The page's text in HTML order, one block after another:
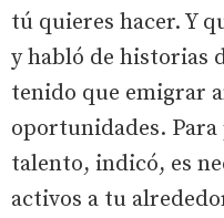
tú quieres hacer. Y
y habló de historias
tenido que emigrar
oportunidades.
talento, indicó, es
activos a tu